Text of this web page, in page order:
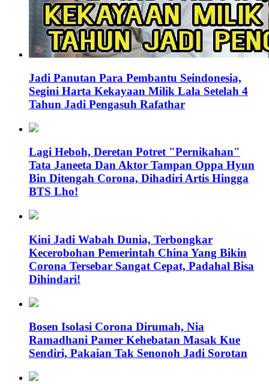
Jadi Panutan Para Pembantu Seindonesia,
Segini Harta Kekayaan Milik Lala Setelah 4
Tahun Jadi Pengasuh Rafathar
Lagi Heboh, Deretan Potret "Pernikahan"
Tata Janeeta Dan Aktor Tampan Oppa Hyun
Bin Ditengah Corona, Dihadiri Artis Hingga
BTS Lho!
Kini Jadi Wabah Dunia, Terbongkar
Kecerobohan Pemerintah China Yang Bikin
Corona Tersebar Sangat Cepat, Padahal Bisa
Dihindari!
Bosen Isolasi Corona Dirumah, Nia
Ramadhani Pamer Kehebatan Masak Kue
Sendiri, Pakaian Tak Senonoh Jadi Sorotan